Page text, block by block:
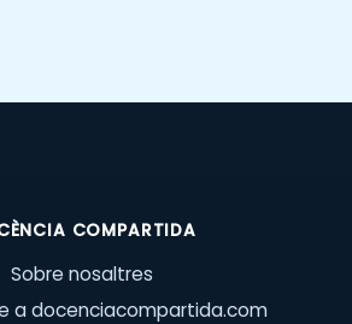
COMPARTIDA
Sobre nosaltres
a docenciacompartida.com